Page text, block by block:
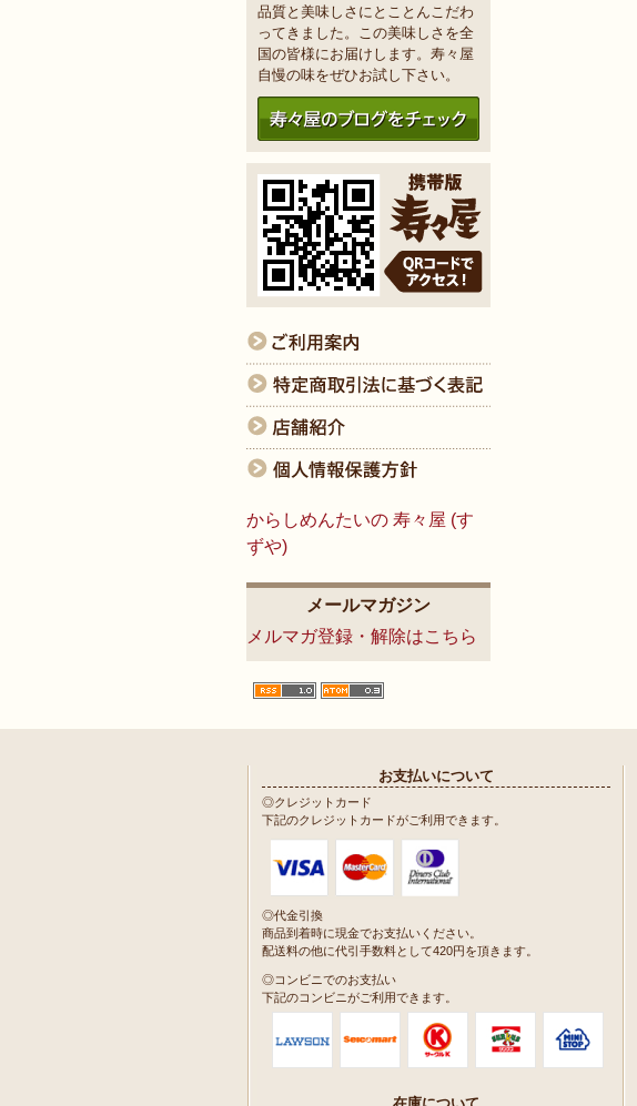
品質と美味しさにとことんこだわ
ってきました。この美味しさを全
国の皆様にお届けします。寿々屋
自慢の味をぜひお試し下さい。
からしめんたいの 寿々屋 (す
ずや)
メールマガジン
メルマガ登録・解除はこちら
お支払いについて
◎クレジットカード
下記のクレジットカードがご利用できます。
◎代金引換
商品到着時に現金でお支払いください。
配送料の他に代引手数料として420円を頂きます。
◎コンビニでのお支払い
下記のコンビニがご利用できます。